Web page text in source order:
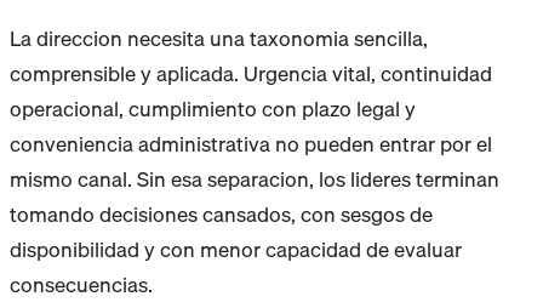
La direccion necesita una taxonomia sencilla,
comprensible y aplicada. Urgencia vital, continuidad
operacional, cumplimiento con plazo legal y
conveniencia administrativa no pueden entrar por el
mismo canal. Sin esa separacion, los lideres terminan
tomando decisiones cansados, con sesgos de
disponibilidad y con menor capacidad de evaluar
consecuencias.